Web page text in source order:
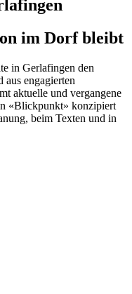
im Dorf bleibt
in Gerlafingen den
engagierten
aktuelle und vergangene
«Blickpunkt» konzipiert
beim Texten und in